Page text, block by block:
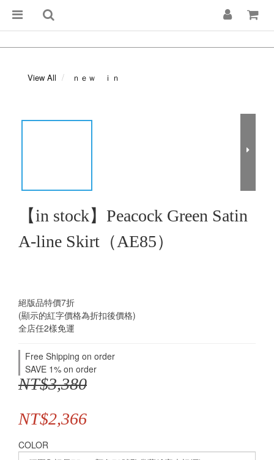
View All ｎｅｗ ｉｎ
【in stock】Peacock Green Satin
A-line Skirt（AE85）
絕版品特價7折
(顯示的紅字價格為折扣後價格)
全店任2樣免運
Free Shipping on order
SAVE 1% on order
NT$3,380
NT$2,366
COLOR